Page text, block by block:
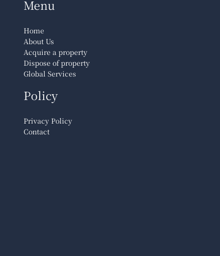
Menu
Home
About Us
Acquire a property
Dispose of property
Global Services
Policy
Privacy Policy
Contact